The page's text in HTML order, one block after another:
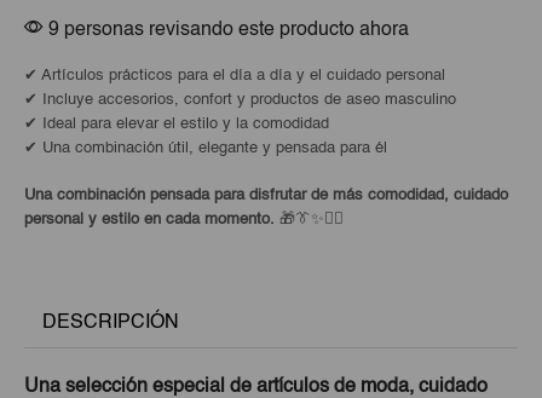
9 personas revisando este producto ahora
✔ Artículos prácticos para el día a día y el cuidado personal
✔ Incluye accesorios, confort y productos de aseo masculino
✔ Ideal para elevar el estilo y la comodidad
✔ Una combinación útil, elegante y pensada para él
Una combinación pensada para disfrutar de más comodidad, cuidado
personal y estilo en cada momento. 🎁👔✨🧔‍♂️
DESCRIPCIÓN
Una selección especial de artículos de moda, cuidado